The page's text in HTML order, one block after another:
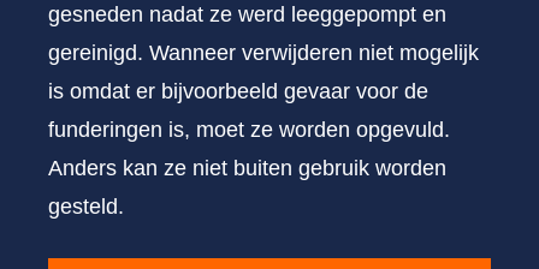
gesneden nadat ze werd leeggepompt en
gereinigd. Wanneer verwijderen niet mogelijk
is omdat er bijvoorbeeld gevaar voor de
funderingen is, moet ze worden opgevuld.
Anders kan ze niet buiten gebruik worden
gesteld.